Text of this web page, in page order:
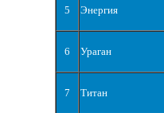
5 Энергия
6 Ураган
7 Титан